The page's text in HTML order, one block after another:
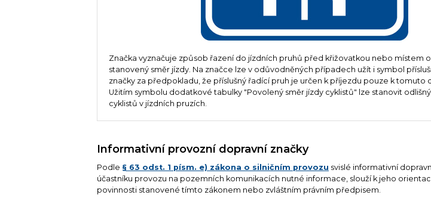
Značka vyznačuje způsob řazení do jízdních pruhů před křižovatkou nebo místem
stanovený směr jízdy. Na značce lze v odůvodněných případech užít i symbol
značky za předpokladu, že příslušný řadící pruh je určen k příjezdu pouze k tomuto
Užitím symbolu dodatkové tabulky "Povolený směr jízdy cyklistů" lze stanovit
cyklistů v jízdních pruzích.
Informativní provozní dopravní značky
Podle § 63 odst. 1 písm. e) zákona o silničním provozu svislé informativní
účastníku provozu na pozemních komunikacích nutné informace, slouží k jeho
povinnosti stanovené tímto zákonem nebo zvláštním právním předpisem.